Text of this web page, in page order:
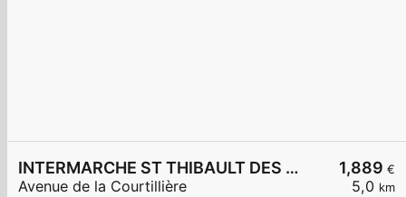
1,889 €
5,0 km
INTERMARCHE ST THIBAULT DES VIGNES
Avenue de la Courtillière